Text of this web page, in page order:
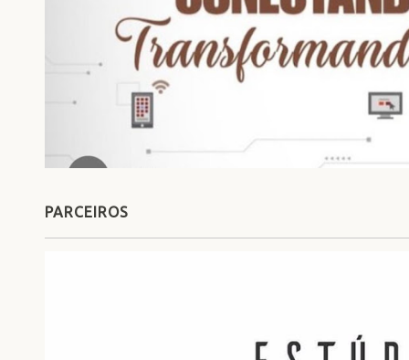
PARCEIROS